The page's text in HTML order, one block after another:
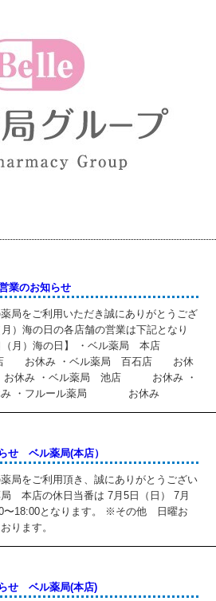
業のお知らせ
局をご利用いただき誠にありがとうござ
）海の日の各店舗の営業は下記となり
（月）海の日】 ・ベル薬局 本店
店 お休み ・ベル薬局 百石店 お休
休み ・ベル薬局 池店 お休み ・
・フルール薬局 お休み
せ ベル薬局(本店）
局をご利用頂き、誠にありがとうござい
本店の休日当番は 7月5日（日） 7月
〜18:00となります。 ※その他 日曜お
ります。
せ ベル薬局(本店)